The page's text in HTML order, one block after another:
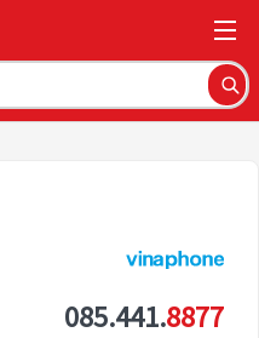
085.441.8877